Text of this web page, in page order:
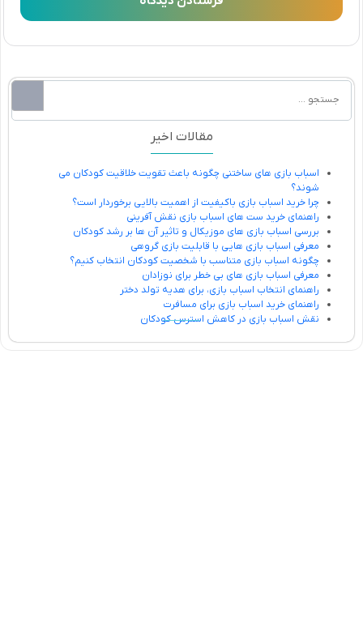
مقالات اخیر
اسباب بازی های ساختنی چگونه باعث تقویت خلاقیت کودکان می
شوند؟
چرا خرید اسباب بازی باکیفیت از اهمیت بالایی برخوردار است؟
راهنمای خرید ست های اسباب بازی نقش آفرینی
بررسی اسباب بازی های موزیکال و تاثیر آن ها بر رشد کودکان
معرفی اسباب بازی هایی با قابلیت بازی گروهی
چگونه اسباب بازی متناسب با شخصیت کودکان انتخاب کنیم؟
معرفی اسباب بازی های بی خطر برای نوزادان
راهنمای انتخاب اسباب بازی، برای هدیه تولد دختر
راهنمای خرید اسباب بازی برای مسافرت
نقش اسباب بازی در کاهش استرس کودکان